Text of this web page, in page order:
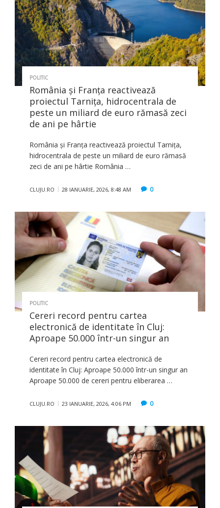
POLITIC
România și Franța reactivează
proiectul Tarnița, hidrocentrala de
peste un miliard de euro rămasă zeci
de ani pe hârtie
România și Franța reactivează proiectul Tarnița,
hidrocentrala de peste un miliard de euro rămasă
zeci de ani pe hârtie România …
CLUJU.RO 28 IANUARIE, 2026, 8:48 AM 0
POLITIC
Cereri record pentru cartea
electronică de identitate în Cluj:
Aproape 50.000 într-un singur an
Cereri record pentru cartea electronică de
identitate în Cluj: Aproape 50.000 într-un singur an
Aproape 50.000 de cereri pentru eliberarea …
CLUJU.RO 23 IANUARIE, 2026, 4:06 PM 0